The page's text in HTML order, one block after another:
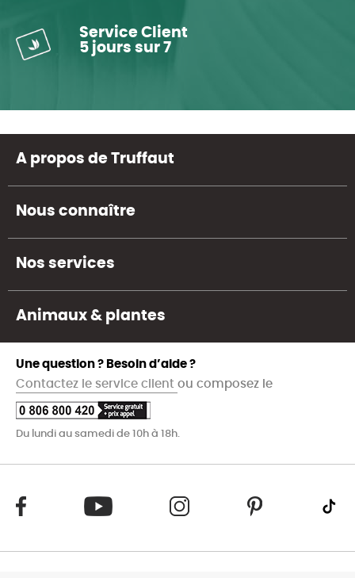
Service Client
5 jours sur 7
A propos de Truffaut
Nous connaître
Nos services
Animaux & plantes
Une question ? Besoin d’aide ?
Contactez le service client ou composez le
Du lundi au samedi de 10h à 18h.